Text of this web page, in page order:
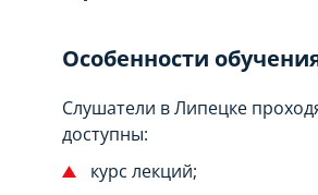
Особенности
Слушатели в Липецке
доступны:
курс лекций;